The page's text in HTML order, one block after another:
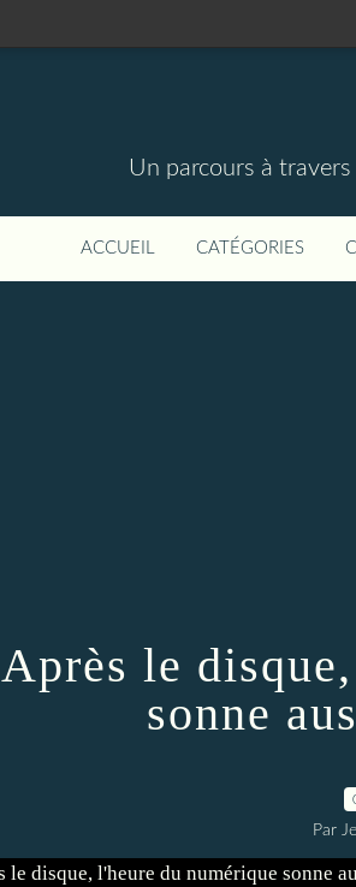
Un parcours à
ACCUEIL CATÉGORIES
Après le
sonne
Par